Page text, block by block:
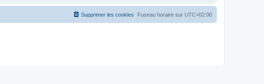
Fuseau horaire sur UTC+02:00
Supprimer les cookies